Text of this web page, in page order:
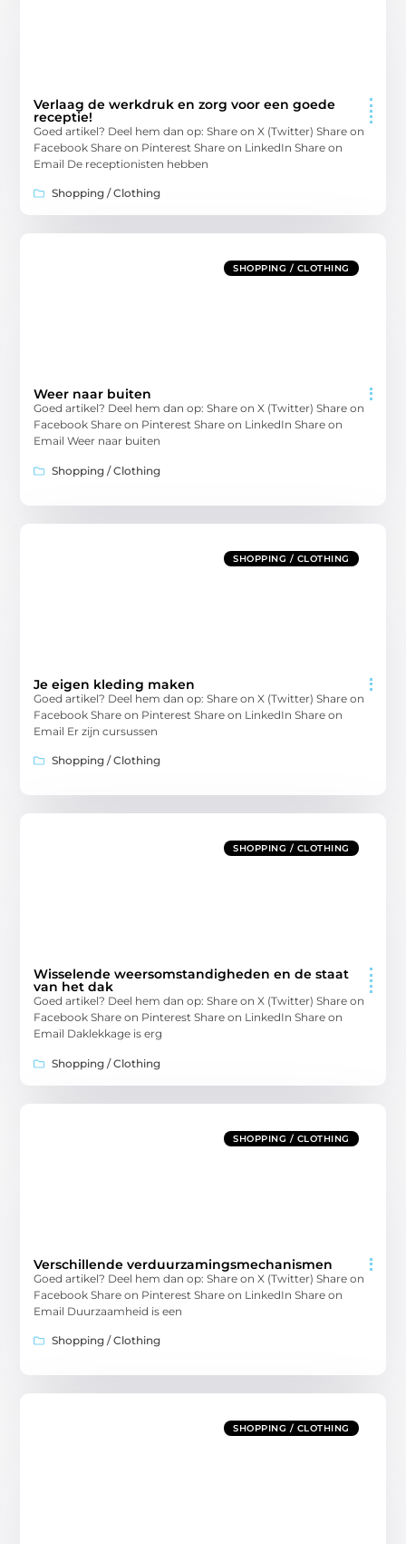
Verlaag de werkdruk en zorg voor een goede
receptie!
Goed artikel? Deel hem dan op: Share on X (Twitter) Share on
Facebook Share on Pinterest Share on LinkedIn Share on
Email De receptionisten hebben
Shopping / Clothing
SHOPPING / CLOTHING
Weer naar buiten
Goed artikel? Deel hem dan op: Share on X (Twitter) Share on
Facebook Share on Pinterest Share on LinkedIn Share on
Email Weer naar buiten
Shopping / Clothing
SHOPPING / CLOTHING
Je eigen kleding maken
Goed artikel? Deel hem dan op: Share on X (Twitter) Share on
Facebook Share on Pinterest Share on LinkedIn Share on
Email Er zijn cursussen
Shopping / Clothing
SHOPPING / CLOTHING
Wisselende weersomstandigheden en de staat
van het dak
Goed artikel? Deel hem dan op: Share on X (Twitter) Share on
Facebook Share on Pinterest Share on LinkedIn Share on
Email Daklekkage is erg
Shopping / Clothing
SHOPPING / CLOTHING
Verschillende verduurzamingsmechanismen
Goed artikel? Deel hem dan op: Share on X (Twitter) Share on
Facebook Share on Pinterest Share on LinkedIn Share on
Email Duurzaamheid is een
Shopping / Clothing
SHOPPING / CLOTHING